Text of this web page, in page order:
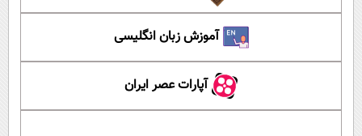
آموزش زبان انگلیسی
آپارات عصر ایران